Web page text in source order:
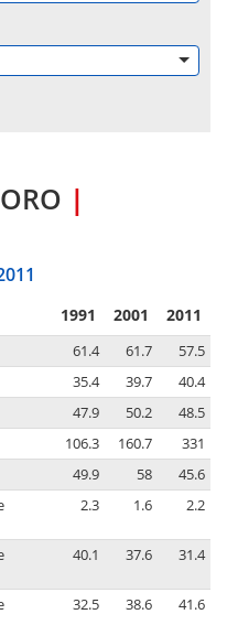
|
1991 2001 2011
61.4 61.7
57.5
35.4 39.7
40.4
47.9 50.2
48.5
106.3 160.7
331
49.9 58
45.6
2.3 1.6 2.2
40.1 37.6 31.4
32.5 38.6 41.6